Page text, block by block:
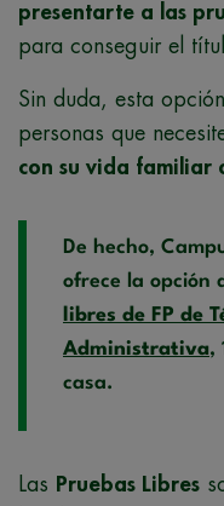
presentarte a las
para conseguir el
Sin duda, esta
personas que
con su vida familiar
De hecho,
ofrece la opción
libres de FP de
Administrativa,
casa.
Las Pruebas Libres